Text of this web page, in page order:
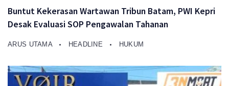
Buntut Kekerasan Wartawan Tribun Batam, PWI Kepri
Desak Evaluasi SOP Pengawalan Tahanan
ARUS UTAMA HEADLINE HUKUM